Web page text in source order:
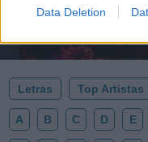
Data Deletion
al firmamento y
✨⭐
Letras Top Artistas
A B C D E